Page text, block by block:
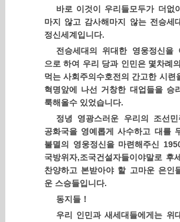
바로 이것이 우리들모두가 더없
마지 않고 감사해마지 않는 전승세
정신세계입니다.
전승세대의 위대한 영웅정신을
으로 하여 우리 당과 인민은 몇차례
먹는 사회주의수호전의 간고한 시련
혁명앞에 나선 거창한 대업들을 승
룩해올수 있었습니다.
정녕 영광스러운 우리의 조선민
공화국을 영예롭게 사수하고 대를
불멸의 영웅정신을 마련해주신
국방위자,조국건설자들이야말로 후
찬양하고 본받아야 할 고마운 은인
운 스승들입니다.
동지들！
우리 인민과 새세대들에게는 위